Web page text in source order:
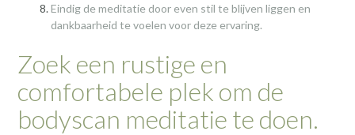
Eindig de meditatie door even stil te blijven liggen en
dankbaarheid te voelen voor deze ervaring.
Zoek een rustige en
comfortabele plek om de
bodyscan meditatie te doen.